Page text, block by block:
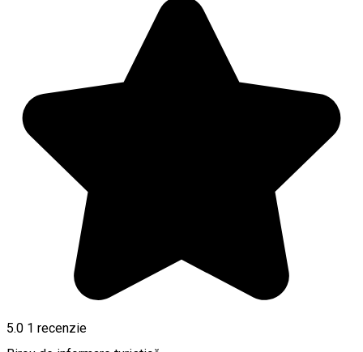
5.0 1 recenzie